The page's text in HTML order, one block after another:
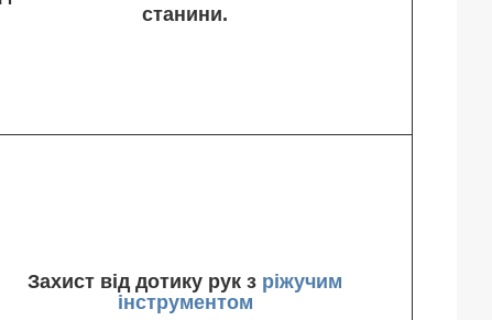
станини.
Захист від дотику рук з ріжучим
інструментом